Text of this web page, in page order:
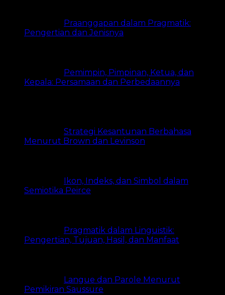
Praanggapan dalam Pragmatik:
Pengertian dan Jenisnya
Pemimpin, Pimpinan, Ketua, dan
Kepala: Persamaan dan Perbedaannya
Strategi Kesantunan Berbahasa
Menurut Brown dan Levinson
Ikon, Indeks, dan Simbol dalam
Semiotika Peirce
Pragmatik dalam Linguistik:
Pengertian, Tujuan, Hasil, dan Manfaat
Langue dan Parole Menurut
Pemikiran Saussure